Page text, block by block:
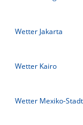
Wetter Jakarta
Wetter Kairo
Wetter Mexiko-Stadt